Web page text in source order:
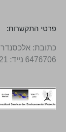
פרטי התקשרות:
6476706 נייד: 052-4802021 דוא”ל: dr.ehudn@gmail.com